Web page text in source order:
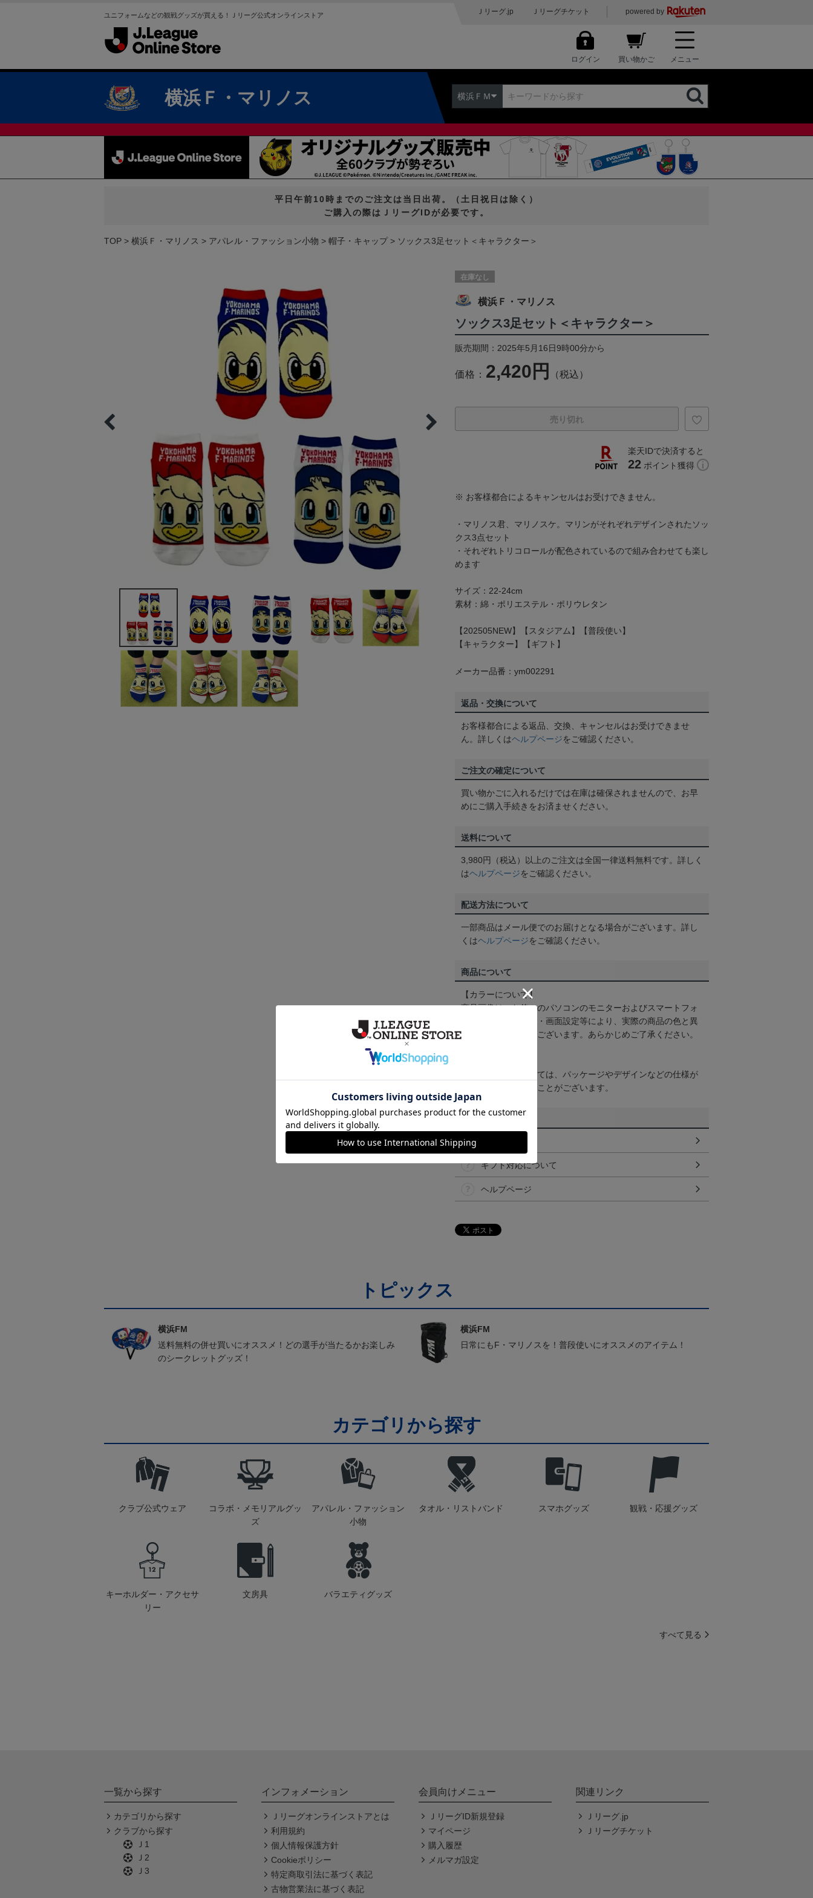
ユニフォームなどの観戦グッズが買える！Ｊリーグ公式オンラインストア Ｊリーグ.jp Ｊリーグチケット powered by
ログイン 買い物かご メニュー
横浜Ｆ・マリノス 横浜ＦＭ
平日午前10時までのご注文は当日出荷。（土日祝日は除く）
ご購入の際はＪリーグIDが必要です。
TOP 横浜Ｆ・マリノス アパレル・ファッション小物 帽子・キャップ ソックス3足セット＜キャラクター＞
在庫なし
横浜Ｆ・マリノス
ソックス3足セット＜キャラクター＞
販売期間：2025年5月16日9時00分から
価格： 2,420円 （税込）
売り切れ
楽天IDで決済すると
22 ポイント獲得
※ お客様都合によるキャンセルはお受けできません。
・マリノス君、マリノスケ。マリンがそれぞれデザインされたソッ
クス3点セット
・それぞれトリコロールが配色されているので組み合わせても楽し
めます
サイズ：22-24cm
素材：綿・ポリエステル・ポリウレタン
【202505NEW】【スタジアム】【普段使い】
【キャラクター】【ギフト】
メーカー品番：ym002291
返品・交換について
お客様都合による返品、交換、キャンセルはお受けできませ
ん。詳しくはヘルプページをご確認ください。
ご注文の確定について
買い物かごに入れるだけでは在庫は確保されませんので、お早
めにご購入手続きをお済ませください。
送料について
3,980円（税込）以上のご注文は全国一律送料無料です。詳しく
はヘルプページをご確認ください。
配送方法について
一部商品はメール便でのお届けとなる場合がございます。詳し
くはヘルプページをご確認ください。
商品について
【カラーについて】
商品画像は、お使いのパソコンのモニターおよびスマートフォ
ンのメーカー・機種・画面設定等により、実際の商品の色と異
なって見える場合がございます。あらかじめご了承ください。
取り扱い商品によっては、パッケージやデザインなどの仕様が
予告なく変更になることがございます。
ギフト対応について
ヘルプページ
トピックス
横浜FM
送料無料の併せ買いにオススメ！どの選手が当たるかお楽しみ
のシークレットグッズ！
横浜FM
日常にもF・マリノスを！普段使いにオススメのアイテム！
カテゴリから探す
クラブ公式ウェア
コラボ・メモリアルグッ
ズ
アパレル・ファッション
小物
タオル・リストバンド スマホグッズ 観戦・応援グッズ
キーホルダー・アクセサ
リー
文房具 バラエティグッズ
すべて見る
一覧から探す
カテゴリから探す
クラブから探す
Ｊ1
Ｊ2
Ｊ3
インフォメーション
Ｊリーグオンラインストアとは
利用規約
個人情報保護方針
Cookieポリシー
特定商取引法に基づく表記
古物営業法に基づく表記
会員向けメニュー
ＪリーグID新規登録
マイページ
購入履歴
メルマガ設定
関連リンク
Ｊリーグ.jp
Ｊリーグチケット